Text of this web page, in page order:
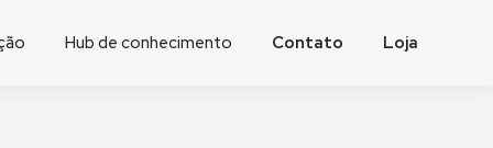
Hub de conhecimento Contato Loja